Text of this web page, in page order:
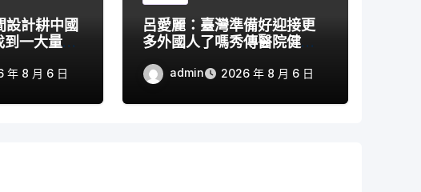
計耕中國
到一大量優
年 8 月 6 日
呂愛麗：臺灣準備好迎接更
多外國人了嗎秀傳醫院健康
admin 2026 年 8 月 6 日